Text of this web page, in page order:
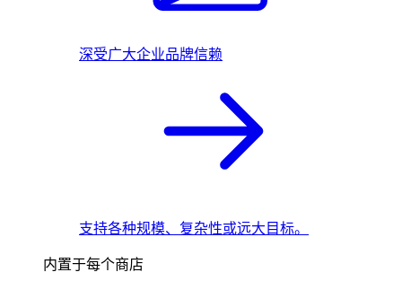
深受广大企业品牌信赖
支持各种规模、复杂性或远大目标。
内置于每个商店